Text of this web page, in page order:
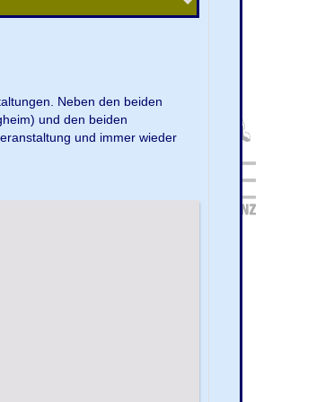
Neben den beiden
und den beiden
und immer wieder